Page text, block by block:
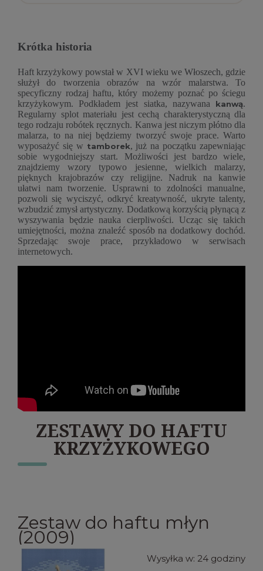
Krótka historia
Haft krzyżykowy powstał w XVI wieku we Włoszech, gdzie
służył do tworzenia obrazów na wzór malarstwa. To
specyficzny rodzaj haftu, który możemy poznać po ściegu
krzyżykowym. Podkładem jest siatka, nazywana kanwą.
Regularny splot materiału jest cechą charakterystyczną dla
tego rodzaju robótek ręcznych. Kanwa jest niczym płótno dla
malarza, to na niej będziemy tworzyć swoje prace. Warto
wyposażyć się w tamborek, już na początku zapewniając
sobie wygodniejszy start. Możliwości jest bardzo wiele,
znajdziemy wzory typowo jesienne, wielkich malarzy,
pięknych krajobrazów czy religijne. Nadruk na kanwie
ułatwi nam tworzenie. Usprawni to zdolności manualne,
pozwoli się wyciszyć, odkryć kreatywność, ukryte talenty,
wzbudzić zmysł artystyczny. Dodatkową korzyścią płynącą z
wyszywania będzie nauka cierpliwości. Ucząc się takich
umiejętności, można znaleźć sposób na dodatkowy dochód.
Sprzedając swoje prace, przykładowo w serwisach
internetowych.
ZESTAWY DO HAFTU
KRZYŻYKOWEGO
Zestaw do haftu młyn
(2009)
Wysyłka w: 24 godziny